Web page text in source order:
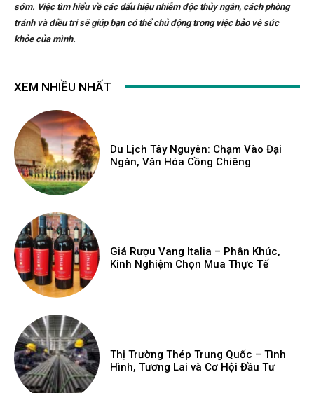
sớm. Việc tìm hiểu về các dấu hiệu nhiễm độc thủy ngân, cách phòng
tránh và điều trị sẽ giúp bạn có thể chủ động trong việc bảo vệ sức
khỏe của mình.
XEM NHIỀU NHẤT
Du Lịch Tây Nguyên: Chạm Vào Đại
Ngàn, Văn Hóa Cồng Chiêng
Giá Rượu Vang Italia – Phân Khúc,
Kinh Nghiệm Chọn Mua Thực Tế
Thị Trường Thép Trung Quốc – Tình
Hình, Tương Lai và Cơ Hội Đầu Tư